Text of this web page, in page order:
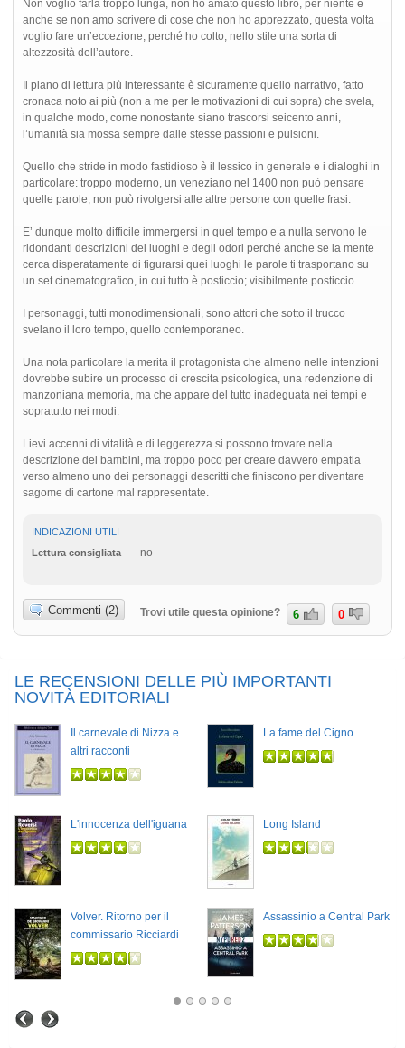
Non voglio farla troppo lunga, non ho amato questo libro, per niente e
anche se non amo scrivere di cose che non ho apprezzato, questa volta
voglio fare un’eccezione, perché ho colto, nello stile una sorta di
altezzosità dell’autore.
Il piano di lettura più interessante è sicuramente quello narrativo, fatto
cronaca noto ai più (non a me per le motivazioni di cui sopra) che svela,
in qualche modo, come nonostante siano trascorsi seicento anni,
l’umanità sia mossa sempre dalle stesse passioni e pulsioni.
Quello che stride in modo fastidioso è il lessico in generale e i dialoghi in
particolare: troppo moderno, un veneziano nel 1400 non può pensare
quelle parole, non può rivolgersi alle altre persone con quelle frasi.
E’ dunque molto difficile immergersi in quel tempo e a nulla servono le
ridondanti descrizioni dei luoghi e degli odori perché anche se la mente
cerca disperatamente di figurarsi quei luoghi le parole ti trasportano su
un set cinematografico, in cui tutto è posticcio; visibilmente posticcio.
I personaggi, tutti monodimensionali, sono attori che sotto il trucco
svelano il loro tempo, quello contemporaneo.
Una nota particolare la merita il protagonista che almeno nelle intenzioni
dovrebbe subire un processo di crescita psicologica, una redenzione di
manzoniana memoria, ma che appare del tutto inadeguata nei tempi e
sopratutto nei modi.
Lievi accenni di vitalità e di leggerezza si possono trovare nella
descrizione dei bambini, ma troppo poco per creare davvero empatia
verso almeno uno dei personaggi descritti che finiscono per diventare
sagome di cartone mal rappresentate.
INDICAZIONI UTILI
Lettura consigliata
no
Commenti (2) Trovi utile questa opinione? 6 0
LE RECENSIONI DELLE PIÙ IMPORTANTI
NOVITÀ EDITORIALI
Il carnevale di Nizza e
altri racconti
La fame del Cigno
L'innocenza dell'iguana Long Island
Volver. Ritorno per il
commissario Ricciardi
Assassinio a Central Park